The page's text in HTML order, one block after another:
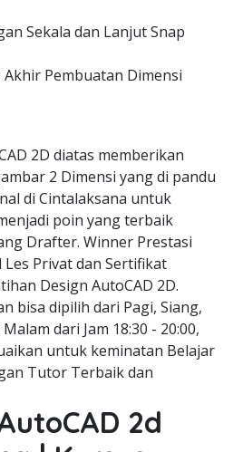
Sekala dan Lanjut Snap
Pembuatan Dimensi
2D diatas memberikan
2 Dimensi yang di pandu
di Cintalaksana untuk
poin yang terbaik
Drafter. Winner Prestasi
Privat dan Sertifikat
Design AutoCAD 2D.
bisa dipilih dari Pagi, Siang,
dari Jam 18:30 - 20:00,
untuk keminatan Belajar
Tutor Terbaik dan
2d